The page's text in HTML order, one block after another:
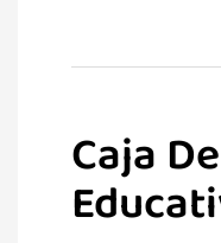
Caja